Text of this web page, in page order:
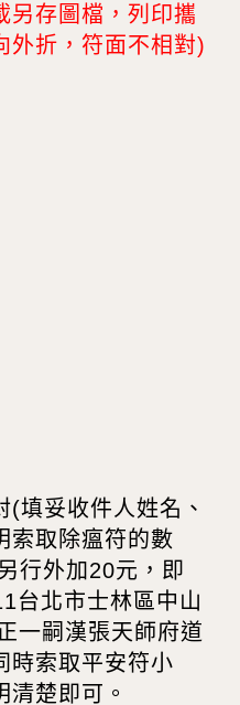
另存圖檔，列印攜
外折，符面不相對)
妥收件人姓名、
索取除瘟符的數
行外加20元，即
台北市士林區中山
一嗣漢張天師府道
時索取平安符小
清楚即可。